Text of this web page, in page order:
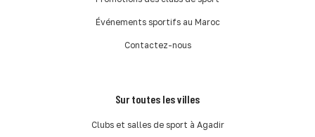
Événements sportifs au Maroc
Contactez-nous
Sur toutes les villes
Clubs et salles de sport à Agadir